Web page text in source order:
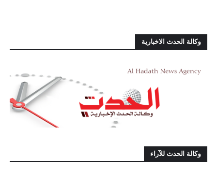
وكالة الحدث الاخبارية
وكالة الحدث للآراء